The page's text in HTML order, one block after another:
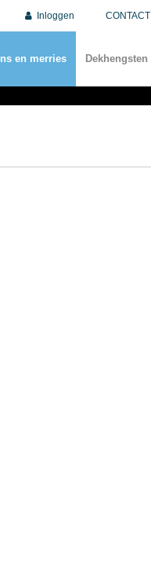
Inloggen CONTACT
en merries Dekhengsten